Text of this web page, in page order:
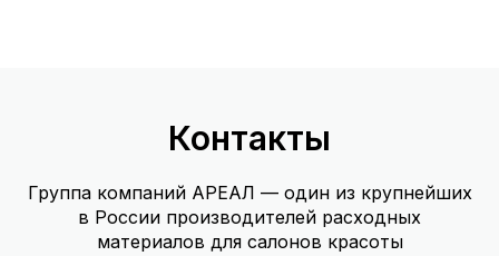
Контакты
Группа компаний АРЕАЛ — один из крупнейших
в России производителей расходных
материалов для салонов красоты